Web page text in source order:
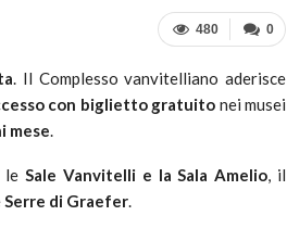
0
480
. Il Complesso vanvitelliano aderisce
con biglietto gratuito nei musei
mese.
leSale Vanvitelli e la Sala Amelio, il
Serre di Graefer.